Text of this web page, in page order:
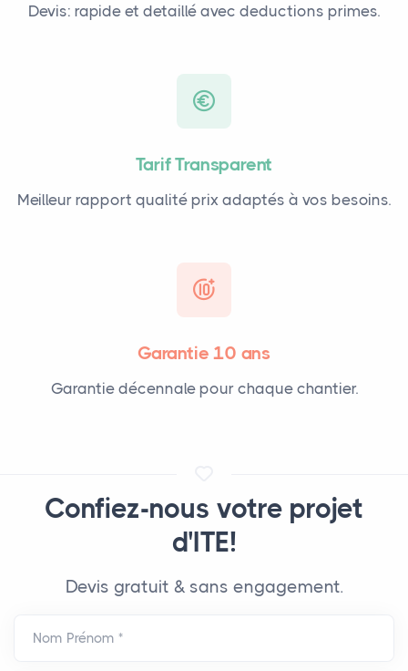
Devis: rapide et detaillé avec deductions primes.
Tarif Transparent
Meilleur rapport qualité prix adaptés à vos besoins.
Garantie 10 ans
Garantie décennale pour chaque chantier.
Confiez-nous votre projet
d'ITE!
Devis gratuit & sans engagement.
Nom Prénom *